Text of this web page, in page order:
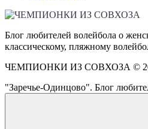
Блог любителей волейбола о
классическому, пляжному
ЧЕМПИОНКИ ИЗ СОВХОЗА ©
"Заречье-Одинцово". Блог